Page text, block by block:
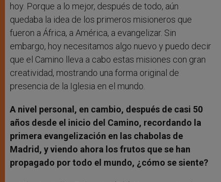
hoy. Porque a lo mejor, después de todo, aún
quedaba la idea de los primeros misioneros que
fueron a África, a América, a evangelizar. Sin
embargo, hoy necesitamos algo nuevo y puedo decir
que el Camino lleva a cabo estas misiones con gran
creatividad, mostrando una forma original de
presencia de la Iglesia en el mundo.
A nivel personal, en cambio, después de casi 50
años desde el inicio del Camino, recordando la
primera evangelización en las chabolas de
Madrid, y viendo ahora los frutos que se han
propagado por todo el mundo, ¿cómo se siente?